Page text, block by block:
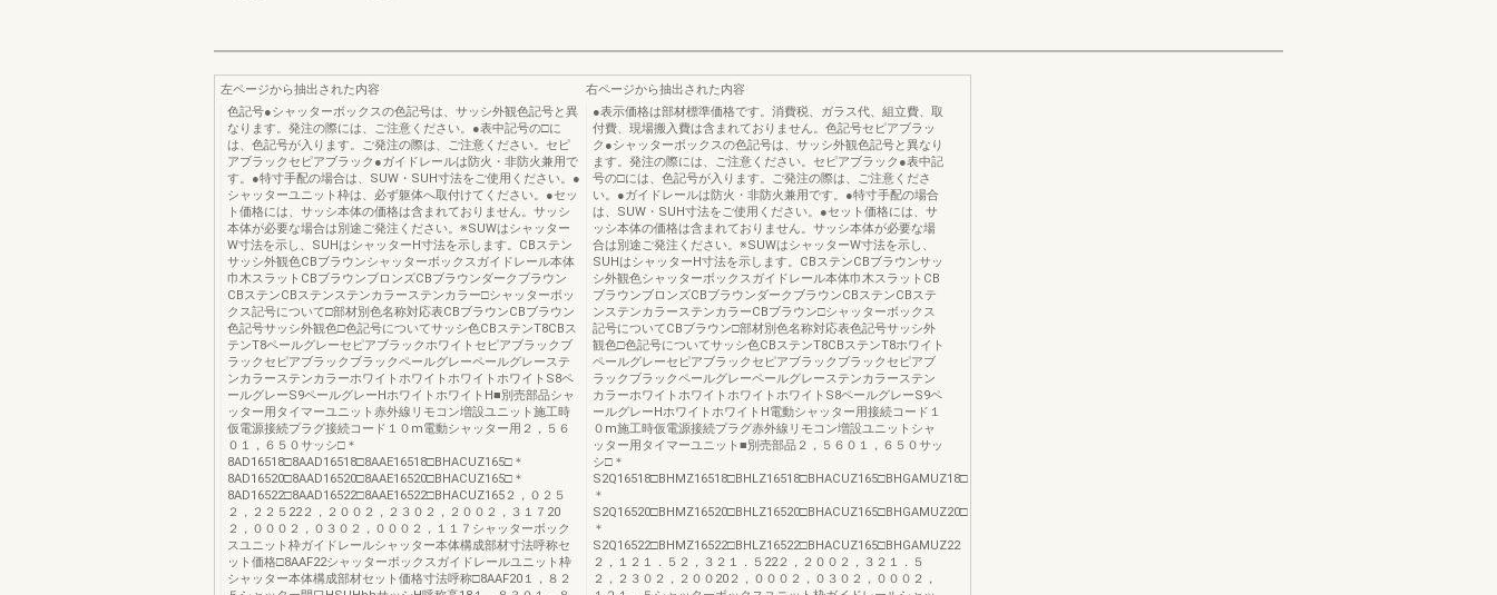
左ページから抽出された内容
色記号●シャッターボックスの色記号は、サッシ外観色記号と異
なります。発注の際には、ご注意ください。●表中記号の□に
は、色記号が入ります。ご発注の際は、ご注意ください。セピ
アブラックセピアブラック●ガイドレールは防火・非防火兼用で
す。●特寸手配の場合は、SUW・SUH寸法をご使用ください。●
シャッターユニット枠は、必ず躯体へ取付けてください。●セッ
ト価格には、サッシ本体の価格は含まれておりません。サッシ
本体が必要な場合は別途ご発注ください。※SUWはシャッター
W寸法を示し、SUHはシャッターH寸法を示します。CBステン
サッシ外観色CBブラウンシャッターボックスガイドレール本体
巾木スラットCBブラウンブロンズCBブラウンダークブラウン
CBステンCBステンステンカラーステンカラー□シャッターボッ
クス記号について□部材別色名称対応表CBブラウンCBブラウン
色記号サッシ外観色□色記号についてサッシ色CBステンT8CBス
テンT8ペールグレーセピアブラックホワイトセピアブラックブ
ラックセピアブラックブラックペールグレーペールグレーステ
ンカラーステンカラーホワイトホワイトホワイトホワイトS8ペ
ールグレーS9ペールグレーHホワイトホワイトH■別売部品シャ
ッター用タイマーユニット赤外線リモコン増設ユニット施工時
仮電源接続プラグ接続コード１０m電動シャッター用２，５６
０１，６５０サッシ□＊
8AD16518□8AAD16518□8AAE16518□BHACUZ165□＊
8AD16520□8AAD16520□8AAE16520□BHACUZ165□＊
8AD16522□8AAD16522□8AAE16522□BHACUZ165２，０２５
２，２２５22２，２００２，２３０２，２００２，３１７20
２，０００２，０３０２，０００２，１１７シャッターボック
スユニット枠ガイドレールシャッター本体構成部材寸法呼称セ
ット価格□8AAF22シャッターボックスガイドレールユニット枠
シャッター本体構成部材セット価格寸法呼称□8AAF20１，８２
右ページから抽出された内容
●表示価格は部材標準価格です。消費税、ガラス代、組立費、取
付費、現場搬入費は含まれておりません。色記号セピアブラッ
ク●シャッターボックスの色記号は、サッシ外観色記号と異なり
ます。発注の際には、ご注意ください。セピアブラック●表中記
号の□には、色記号が入ります。ご発注の際は、ご注意くださ
い。●ガイドレールは防火・非防火兼用です。●特寸手配の場合
は、SUW・SUH寸法をご使用ください。●セット価格には、サ
ッシ本体の価格は含まれておりません。サッシ本体が必要な場
合は別途ご発注ください。※SUWはシャッターW寸法を示し、
SUHはシャッターH寸法を示します。CBステンCBブラウンサッ
シ外観色シャッターボックスガイドレール本体巾木スラットCB
ブラウンブロンズCBブラウンダークブラウンCBステンCBステ
ンステンカラーステンカラーCBブラウン□シャッターボックス
記号についてCBブラウン□部材別色名称対応表色記号サッシ外
観色□色記号についてサッシ色CBステンT8CBステンT8ホワイト
ペールグレーセピアブラックセピアブラックブラックセピアブ
ラックブラックペールグレーペールグレーステンカラーステン
カラーホワイトホワイトホワイトホワイトS8ペールグレーS9ペ
ールグレーHホワイトホワイトH電動シャッター用接続コード１
０m施工時仮電源接続プラグ赤外線リモコン増設ユニットシャ
ッター用タイマーユニット■別売部品２，５６０１，６５０サッ
シ□＊
S2Q16518□BHMZ16518□BHLZ16518□BHACUZ165□BHGAMUZ18□
＊
S2Q16520□BHMZ16520□BHLZ16520□BHACUZ165□BHGAMUZ20□
＊
S2Q16522□BHMZ16522□BHLZ16522□BHACUZ165□BHGAMUZ22
２，１２１．５２，３２１．５22２，２００２，３２１．５
２，２３０２，２００20２，０００２，０３０２，０００２，